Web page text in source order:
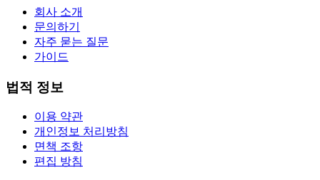
회사 소개
문의하기
자주 묻는 질문
가이드
법적 정보
이용 약관
개인정보 처리방침
면책 조항
편집 방침